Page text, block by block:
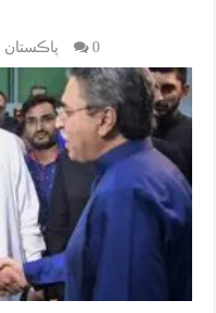
پاڪستان 0